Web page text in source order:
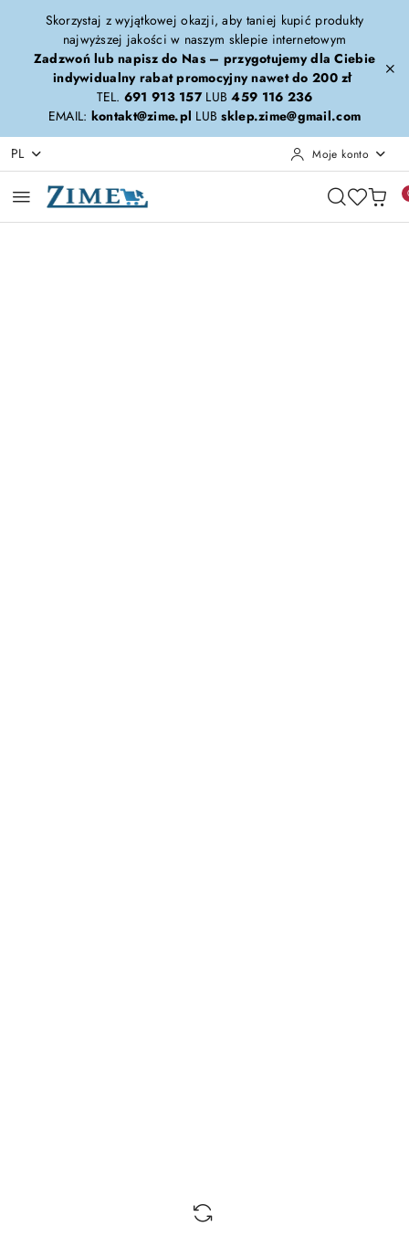
Przejdź do treści głównej
Przejdź do wyszukiwarki
Przejdź do moje konto
Przejdź do menu głównego
Przejdź do opisu produktu
Przejdź do stopki
Skorzystaj z wyjątkowej okazji, aby taniej kupić produkty
najwyższej jakości w naszym sklepie internetowym
Zadzwoń lub napisz do Nas – przygotujemy dla Ciebie
indywidualny rabat promocyjny nawet do 200 zł
TEL. 691 913 157LUB459 116 236
EMAIL: kontakt@zime.pl LUBsklep.zime@gmail.com
PL Moje konto